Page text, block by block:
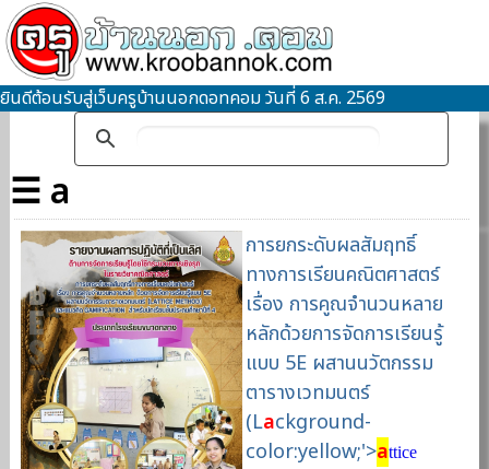
ยินดีต้อนรับสู่เว็บครูบ้านนอกดอทคอม วันที่ 6 ส.ค. 2569
☰ a
การยกระดับผลสัมฤทธิ์
ทางการเรียนคณิตศาสตร์
เรื่อง การคูณจำนวนหลาย
หลักด้วยการจัดการเรียนรู้
แบบ 5E ผสานนวัตกรรม
ตารางเวทมนตร์
(Lackground-
color:yellow;'>attice